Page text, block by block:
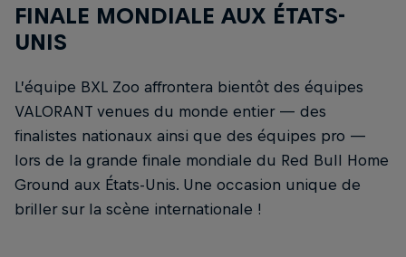
FINALE MONDIALE AUX ÉTATS-
UNIS
L’équipe BXL Zoo affrontera bientôt des équipes
VALORANT venues du monde entier — des
finalistes nationaux ainsi que des équipes pro —
lors de la grande finale mondiale du Red Bull Home
Ground aux États-Unis. Une occasion unique de
briller sur la scène internationale !